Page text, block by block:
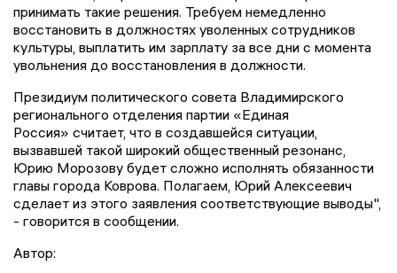
принимать такие решения. Требуем немедленно
восстановить в должностях уволенных сотрудников
культуры, выплатить им зарплату за все дни с момента
увольнения до восстановления в должности.
Президиум политического совета Владимирского
регионального отделения партии «Единая
Россия» считает, что в создавшейся ситуации,
вызвавшей такой широкий общественный резонанс,
Юрию Морозову будет сложно исполнять обязанности
главы города Коврова. Полагаем, Юрий Алексеевич
сделает из этого заявления соответствующие выводы",
- говорится в сообщении.
Автор: